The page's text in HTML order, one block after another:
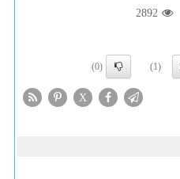
2892
(1)
(0)
X